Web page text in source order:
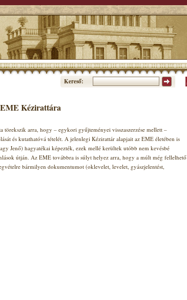
Kereső:
Kézirattára
arra, hogy – egykori gyűjteményei visszaszerzése mellett –
és kutathatóvá tételét. A jelenlegi Kézirattár alapjait az EME életében is
Jenő) hagyatékai képezték, ezek mellé kerültek utóbb nem kevésbé
útján. Az EME továbbra is súlyt helyez arra, hogy a múlt még fellelhető
bármilyen dokumentumot (oklevelet, levelet, gyászjelentést,